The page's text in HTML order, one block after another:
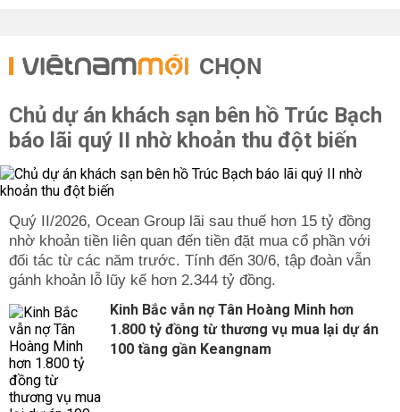
CHỌN
Chủ dự án khách sạn bên hồ Trúc Bạch
báo lãi quý II nhờ khoản thu đột biến
Quý II/2026, Ocean Group lãi sau thuế hơn 15 tỷ đồng
nhờ khoản tiền liên quan đến tiền đặt mua cổ phần với
đối tác từ các năm trước. Tính đến 30/6, tập đoàn vẫn
gánh khoản lỗ lũy kế hơn 2.344 tỷ đồng.
Kinh Bắc vẫn nợ Tân Hoàng Minh hơn
1.800 tỷ đồng từ thương vụ mua lại dự án
100 tầng gần Keangnam